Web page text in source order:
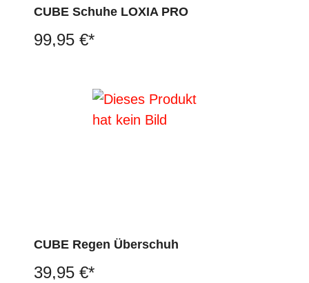
CUBE Schuhe LOXIA PRO
99,95 €*
CUBE Regen Überschuh
39,95 €*